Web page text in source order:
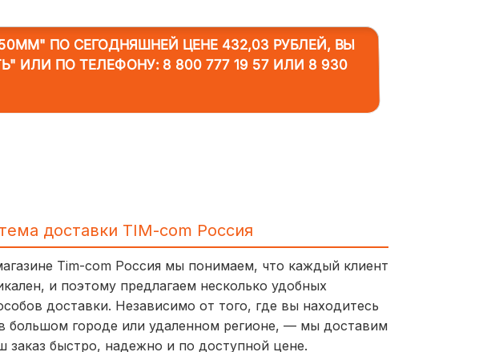
ПО СЕГОДНЯШНЕЙ ЦЕНЕ 432,03 РУБЛЕЙ, ВЫ
ИЛИ ПО ТЕЛЕФОНУ: 8 800 777 19 57ИЛИ 8 930
доставки TIM-com Россия
Tim-com Россия мы понимаем, что каждый клиент
и поэтому предлагаем несколько удобных
доставки. Независимо от того, где вы находитесь
большом городе или удаленном регионе, — мы доставим
заказ быстро, надежно и по доступной цене.